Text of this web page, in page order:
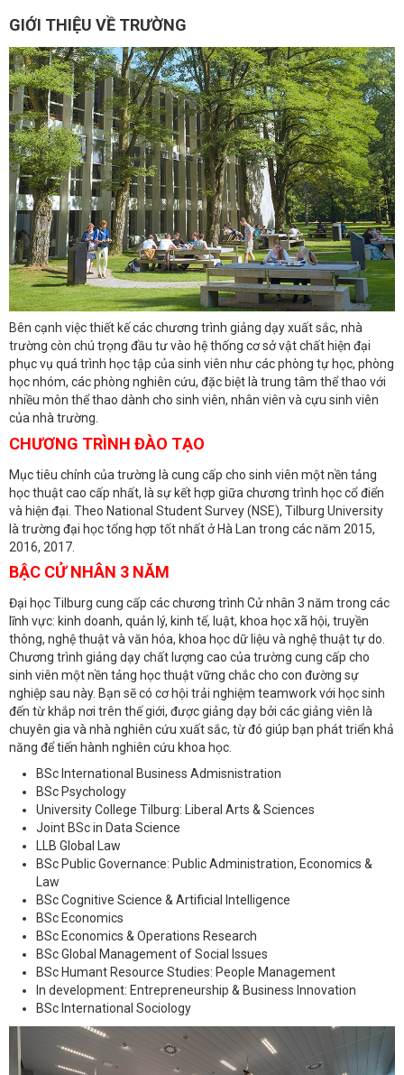
GIỚI THIỆU VỀ TRƯỜNG
Bên cạnh việc thiết kế các chương trình giảng dạy xuất sắc, nhà
trường còn chú trọng đầu tư vào hệ thống cơ sở vật chất hiện đại
phục vụ quá trình học tập của sinh viên như các phòng tự học, phòng
học nhóm, các phòng nghiên cứu, đặc biệt là trung tâm thể thao với
nhiều môn thể thao dành cho sinh viên, nhân viên và cựu sinh viên
của nhà trường.
CHƯƠNG TRÌNH ĐÀO TẠO
Mục tiêu chính của trường là cung cấp cho sinh viên một nền tảng
học thuật cao cấp nhất, là sự kết hợp giữa chương trình học cổ điển
và hiện đại. Theo National Student Survey (NSE), Tilburg University
là trường đại học tổng hợp tốt nhất ở Hà Lan trong các năm 2015,
2016, 2017.
BẬC CỬ NHÂN 3 NĂM
Đại học Tilburg cung cấp các chương trình Cử nhân 3 năm trong các
lĩnh vực: kinh doanh, quản lý, kinh tế, luật, khoa học xã hội, truyền
thông, nghệ thuật và văn hóa, khoa học dữ liệu và nghệ thuật tự do.
Chương trình giảng dạy chất lượng cao của trường cung cấp cho
sinh viên một nền tảng học thuật vững chắc cho con đường sự
nghiệp sau này. Bạn sẽ có cơ hội trải nghiệm teamwork với học sinh
đến từ khắp nơi trên thế giới, được giảng dạy bởi các giảng viên là
chuyên gia và nhà nghiên cứu xuất sắc, từ đó giúp bạn phát triển khả
năng để tiến hành nghiên cứu khoa học.
BSc International Business Admisnistration
BSc Psychology
University College Tilburg: Liberal Arts & Sciences
Joint BSc in Data Science
LLB Global Law
BSc Public Governance: Public Administration, Economics &
Law
BSc Cognitive Science & Artificial Intelligence
BSc Economics
BSc Economics & Operations Research
BSc Global Management of Social Issues
BSc Humant Resource Studies: People Management
In development: Entrepreneurship & Business Innovation
BSc International Sociology